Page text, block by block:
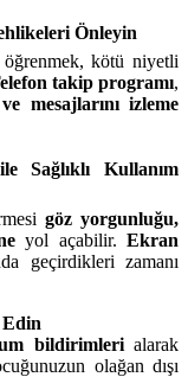
Önleyin
öğrenmek, kötü niyetli
takip programı,
mesajlarını izleme
Sağlıklı Kullanım
göz yorgunluğu,
yol açabilir.Ekran
geçirdikleri zamanı
bildirimlerialarak
olağan dışı